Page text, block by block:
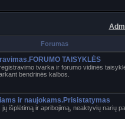
Forumas
TAISYKLĖS
tvarka ir forumo vidinės
bendrinės kalbos.
ir naujokams.Prisistatymas
išplėtimą ir apribojimą, neaktyvių narių